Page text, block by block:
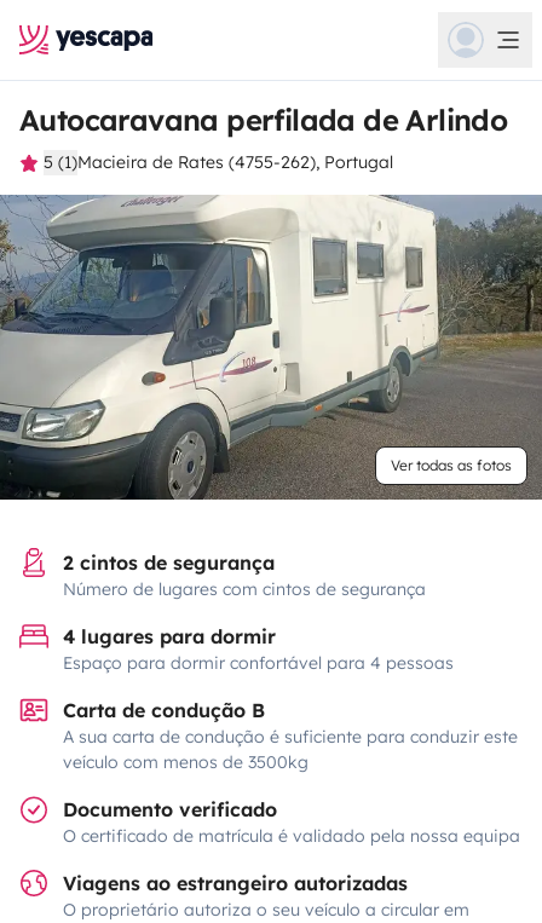
Autocaravana perfilada de Arlindo
5 (1)Macieira de Rates (4755-262), Portugal
Ver todas as fotos
2 cintos de segurança
Número de lugares com cintos de segurança
4 lugares para dormir
Espaço para dormir confortável para 4 pessoas
Carta de condução B
A sua carta de condução é suficiente para conduzir este
veículo com menos de 3500kg
Documento verificado
O certificado de matrícula é validado pela nossa equipa
Viagens ao estrangeiro autorizadas
O proprietário autoriza o seu veículo a circular em